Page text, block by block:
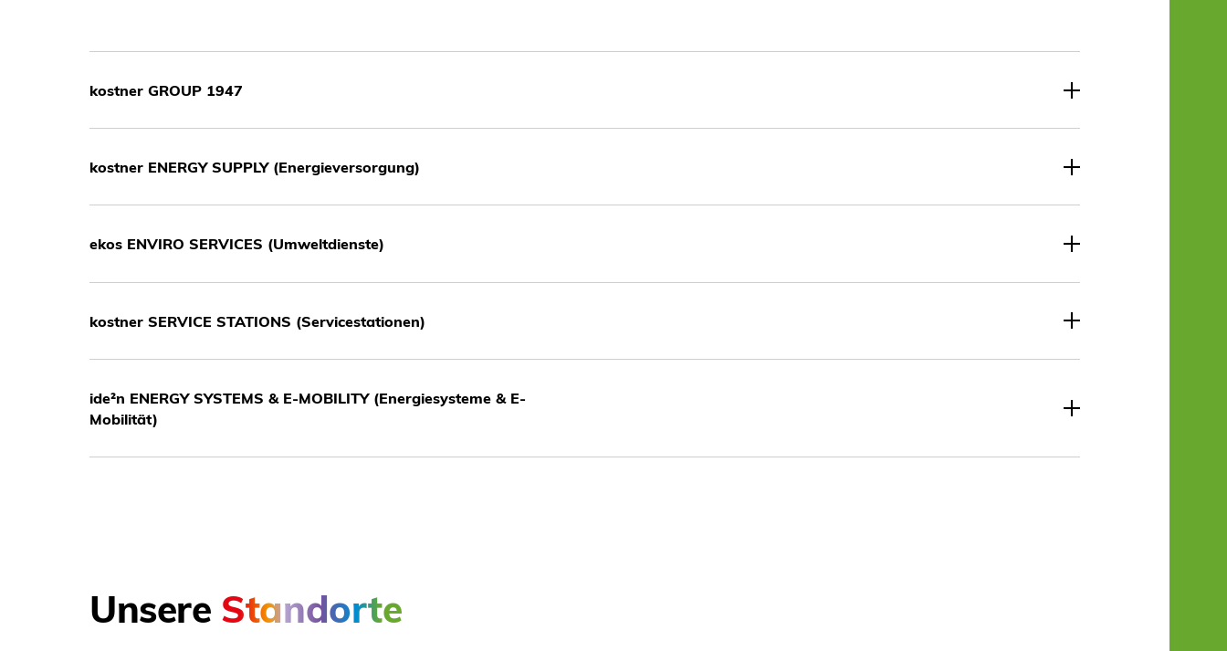
kostner GROUP 1947
kostner ENERGY SUPPLY (Energieversorgung)
ekos ENVIRO SERVICES (Umweltdienste)
kostner SERVICE STATIONS (Servicestationen)
ide²n ENERGY SYSTEMS & E-MOBILITY (Energiesysteme & E-
Mobilität)
Unsere Standorte